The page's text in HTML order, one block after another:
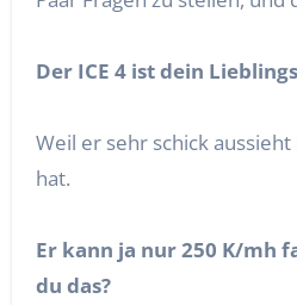
Der ICE 4 ist dein
Weil er sehr schick
hat.
Er kann ja nur 250 K/mh
du das?